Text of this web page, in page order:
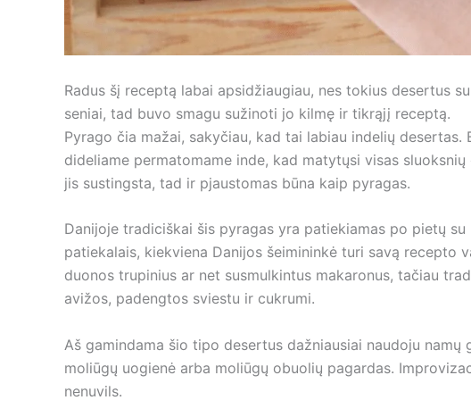
Radus šį receptą labai apsidžiaugiau, nes tokius desertus
seniai, tad buvo smagu sužinoti jo kilmę ir tikrąjį receptą.
Pyrago čia mažai, sakyčiau, kad tai labiau indelių
dideliame permatomame inde, kad matytųsi visas
jis sustingsta, tad ir pjaustomas būna kaip pyragas.
Danijoje tradiciškai šis pyragas yra patiekiamas po pietų
patiekalais, kiekviena Danijos šeimininkė turi savą recepto
duonos trupinius ar net susmulkintus makaronus, tačiau
avižos, padengtos sviestu ir cukrumi.
Aš gamindama šio tipo desertus dažniausiai naudoju
moliūgų uogienė arba moliūgų obuolių pagardas.
nenuvils.